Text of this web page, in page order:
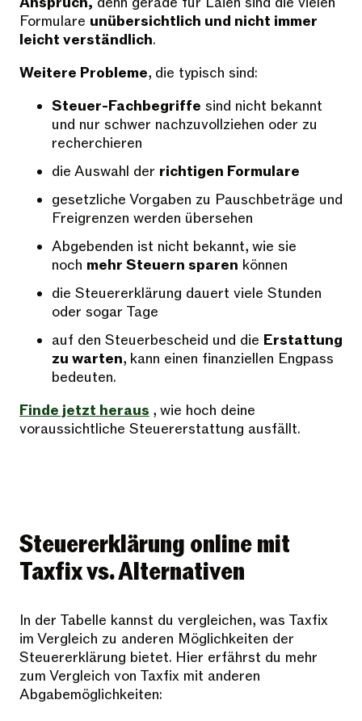
Formulare unübersichtlich und nicht immer
leicht verständlich.
Weitere Probleme, die typisch sind:
Steuer-Fachbegriffe sind nicht bekannt
und nur schwer nachzuvollziehen oder zu
recherchieren
die Auswahl der richtigen Formulare
gesetzliche Vorgaben zu Pauschbeträge und
Freigrenzen werden übersehen
Abgebenden ist nicht bekannt, wie sie
noch mehr Steuern sparen können
die Steuererklärung dauert viele Stunden
oder sogar Tage
auf den Steuerbescheid und die Erstattung
zu warten, kann einen finanziellen Engpass
bedeuten.
Finde jetzt heraus , wie hoch deine
voraussichtliche Steuererstattung ausfällt.
Steuererklärung online mit
Taxfix vs. Alternativen
In der Tabelle kannst du vergleichen, was Taxfix
im Vergleich zu anderen Möglichkeiten der
Steuererklärung bietet. Hier erfährst du mehr
zum Vergleich von Taxfix mit anderen
Abgabemöglichkeiten: